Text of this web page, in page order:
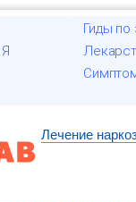
Гиды
Лечение